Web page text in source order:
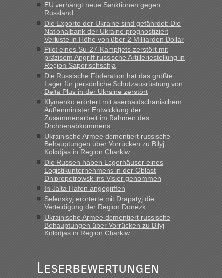
Milliarden aufgedeckt
„Kein Zoll. Du musst an sich nur sagen dass das privat ist
und du nicht damit handeln willst. So lange das nicht
Originalverpackt ist und ersichlich das nicht neu sollte es
keine Probleme geben“
Recht, Visa und Dokumente • Deklaration
gebrauchter Kleidung beim Zoll
„Hallo Leute, ich weiß nicht, ob ich hier richtig bin mit meiner
Anfrage. Ich möchte 4 Umzugskartons mit gebrauchter
Straßen Kleidung bei der Einreise in die Ukraine
mitnehmen. Es ist gebrauchte Kleidung...“
Berichte und Reisetipps • Re: An welchem
Grenzübergang zwischen Polen und der Ukraine geht es am
schnellsten?
„Wir sind mit unserem Wohnmobil, wie geplant am Montag
15.6. in Krakovets rüber. Sehr zeitig los gegen 5 Uhr in der
Früh. Mit sehr sehr wenig Verkehr, super bis zur Grenze. Nur
8 PKW vor der Schranke....“
inBerichte und Reisetipps • Re: An welchem
Grenzübergang zwischen Polen und der Ukraine geht es am
in Krakowez mit dem Kleinbus. Abfertigung ging dann
schnell da auch Passagiere mit EU-Pass dabei waren“
EU verhängt neue Sanktionen gegen
Russland
Die Exporte der Ukraine sind gefährdet: Die
Nationalbank der Ukraine prognostiziert
Verluste in Höhe von über 2 Milliarden Dollar
Pilot eines Su-27-Kampfjets zerstört mit
präzisem Angriff russische Artilleriestellung in
Region Saporischschja
Die Russische Föderation hat das größte
Lager für persönliche Schutzausrüstung von
Delta Plus in der Ukraine zerstört
Klymenko erörtert mit aserbaidschanischem
Außenminister Entwicklung der
Zusammenarbeit im Rahmen des
Drohnenabkommens
Ukrainische Armee dementiert russische
Behauptungen über Vorrücken zu Bilyj
Kolodjas in Region Charkiw
Die Russen haben Lagerhäuser eines
Logistikunternehmens in der Oblast
Dnipropetrowsk ins Visier genommen
In Jalta Hafen angegriffen
Selenskyj erörterte mit Drapatyj die
Verteidigung der Region Donezk
Ukrainische Armee dementiert russische
Behauptungen über Vorrücken zu Bilyj
Kolodjas in Region Charkiw
Leserbewertungen